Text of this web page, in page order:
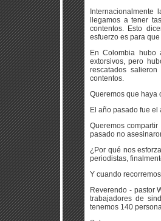
llegamos a tener
contentos. Esto
esfuerzo es para
En Colombia hubo
extorsivos, pero
rescatados
contentos.
Queremos que haya
El año pasado fue
Queremos
pasado no
¿Por qué nos
periodistas,
Y cuando
Reverendo - pastor
trabajadores de
tenemos 140